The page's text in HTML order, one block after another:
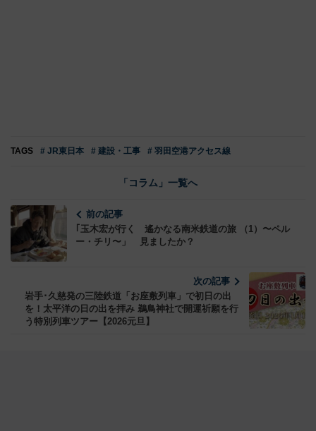
TAGS # JR東日本 # 建設・工事 # 羽田空港アクセス線
「コラム」一覧へ
前の記事
｢玉木宏が行く 遙かなる南米鉄道の旅 （1）〜ペル
ー・チリ〜」 見ましたか？
次の記事
岩手･久慈発の三陸鉄道「お座敷列車」で初日の出
を！太平洋の日の出を拝み 鵜鳥神社で開運祈願を行
う特別列車ツアー【2026元旦】